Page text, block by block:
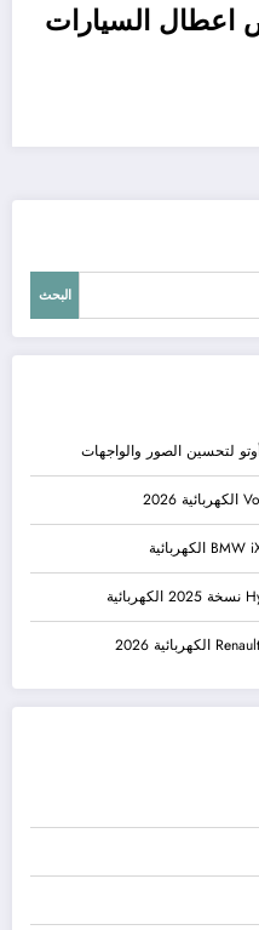
السيارات
البحث
لتحسين الصور والواجهات